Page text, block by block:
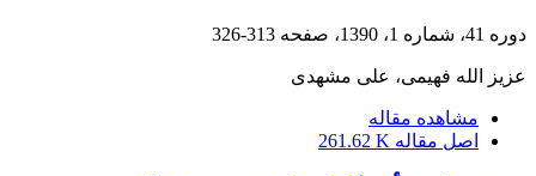
دوره 41، شماره 1، 1390، صفحه 313-326
عزیز الله فهیمی، علی مشهدی
مشاهده مقاله
اصل مقاله 261.62 K